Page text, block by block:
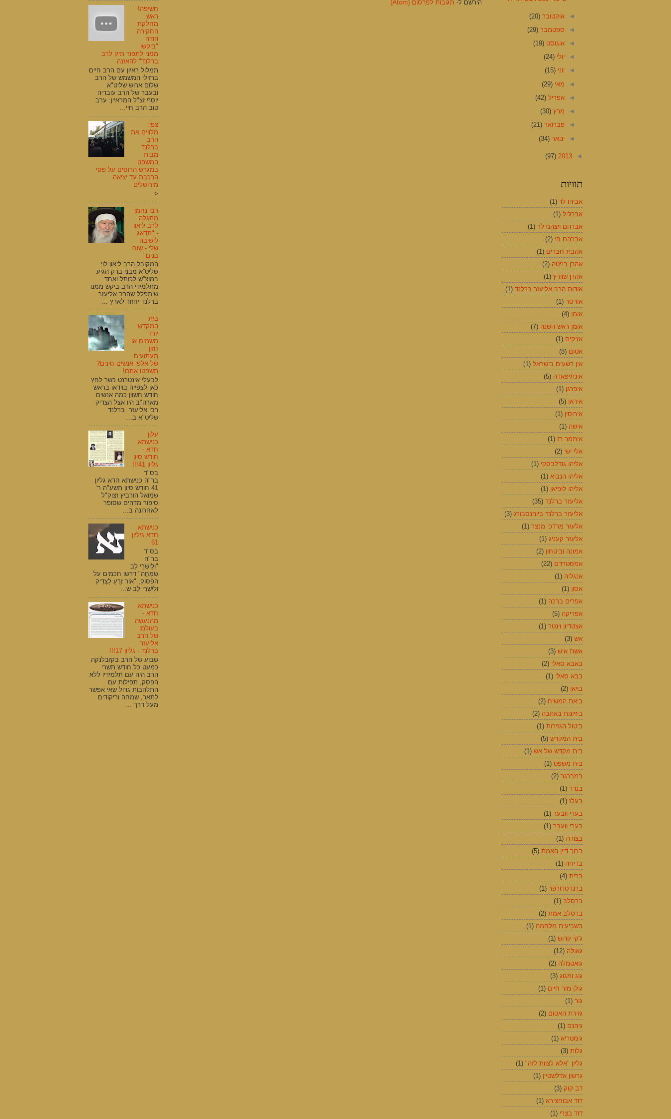
הירשם ל- תגובות לפרסום (Atom)
חשיפה!
ראש
מחלקת
החקירה
הודה
"ביקשו
ממני לתפור תיק לרב
ברלנד" להאזנה
תמלול ראיון עם הרב חיים
ברזילי המשמש של הרב
שלום ארוש שליט"א
ובעבר של הרב עובדיה
יוסף זצ"ל המראיין: ערב
טוב הרב חיי...
צפו:
מלווים את
הרב
ברלנד
מבית
המשפט
במגרש הרוסים על פסי
הרכבת עד יציאה
מירושלים
<
רבי נחמן
מתגלה
לרב ליאון
- "תדאג
לישיבה
שלי - שובו
בנים"
המקובל הרב ליאון לוי
שליט''א מבני ברק הגיע
במוצ''ש לכותל ואחד
מתלמידי הרב ביקש ממנו
שיתפלל שהרב אליעזר
ברלנד יחזור לארץ ...
בית
המקדש
יורד
משמים או
חזון
תעתועים
של אלפי אנשים סינים?
תשפטו אתם!
לבעלי אינטרנט כשר לחץ
כאן לצפייה בוידאו בראש
חודש חשוון כמה אנשים
מארה"ב היו אצל הצדיק
רבי אליעזר ברלנד
שליט"א ב...
עלון
כנישתא
חדא -
חודש סיון
גליון 41!!!
בס"ד
בר"ה כנישתא חדא גליון
41 חודש סיון תשע"ה ר'
שמואל הורביץ זצוק"ל
סיפור מדהים שסופר
לאחרונה ב...
כנישתא
חדא גיליון
61
בס"ד
בר"ה
"וּלְיִשְׁרֵי לֵב
שִׂמְחָה" דרשו חכמים על
הפסוק, "אוֹר זָרֻעַ לַצַּדִּיק
וּלְיִשְׁרֵי לֵב ש...
כנישתא
חדא -
מהנעשה
בעולמו
של הרב
אליעזר
ברלנד - גליון 17!!!
שבוע של הרב בקזבלנקה
כמעט כל חודש תשרי
הרב היה עם תלמידיו ללא
הפסק, תפילות עם
התלהבות גדול שאי אפשר
לתאר, שמחה וריקודים
מעל דרך ...
◄אוקטובר(20)
◄ ספטמבר(29)
◄אוגוסט(19)
◄יולי(24)
◄יוני(15)
◄ מאי(29)
◄אפריל(42)
◄ מרץ(30)
◄ פברואר(21)
◄ינואר(34)
◄
2013
(97)
תוויות
אביהו לוי (1)
אברג'יל (1)
אברהם ויצהנדלר (1)
אברהם חי (2)
אהבת חברים (1)
אהרן בניטה (2)
אהרן שוורץ (1)
אודות הרב אליעזר ברלנד (1)
אודסר (1)
אומן (4)
אומן ראש השנה (7)
אזיקים (1)
אטום (8)
אין רשעים בישראל (1)
אינתיפאדה (5)
איפרגן (1)
איראן (5)
אירוסין (1)
אישה (1)
איתמר רז (1)
אלי ישי (2)
אליהו גודלבסקי (1)
אליהו הנביא (1)
אליהו לופיאן (1)
אליעזר ברלנד (35)
אליעזר ברלנד ביוהנסבורג (3)
אלעזר מרדכי מנצר (1)
אלעזר קעניג (1)
אמונה וביטחון (2)
אמסטרדם (22)
אנגליה (1)
אסון (1)
אפרים ברכה (1)
אפריקה (5)
אצטדיון וינטר (1)
אש (3)
אשת איש (3)
באבא סאלי (2)
בבא סאלי (1)
בויאן (2)
ביאת המשיח (2)
ביזיונות באהבה (2)
ביטול הגזירות (1)
בית המקדש (5)
בית מקדש של אש (1)
בית משפט (1)
במברגר (2)
בנדר (1)
בעלז (1)
בערי וובער (1)
בערי וועבר (1)
בצורת (1)
ברוך דיין האמת (5)
בריחה (1)
ברית (4)
ברנדסדורפר (1)
ברסלב (1)
ברסלב אמת (2)
בשביעית מלחמה (1)
ג'קי קדוש (1)
גאולה (12)
גואטמלה (2)
גוג ומגוג (3)
גולן מור חיים (1)
גור (1)
גזירת האטום (2)
גיהנם (1)
גימטריא (1)
גלות (3)
גליון "אלא לצוות לזה" (1)
גרשון אדלשטיין (1)
דב קוק (3)
דוד אבוחצירא (1)
דוד בצרי (1)